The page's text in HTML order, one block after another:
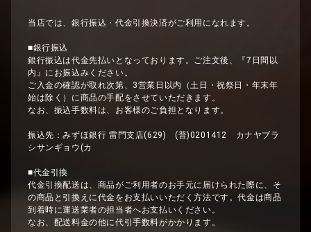
当店では、銀行振込・代金引換決済がご利用になれます。
■銀行振込
銀行振込は代金先払いとなっております。ご注文後、『7日間以
内』にお振込みください。
ご入金の確認が取れ次第、3営業日以内（土日・祝祭日・年末年
始は除く）に商品の手配をさせていただきます。
なお、振込手数料は、お客様のご負担となります。
振込先：みずほ銀行 雷門支店(629) (普)0201412 カナヤブラ
シサンギョウ(カ
■代金引換
代金引換配送は、商品がご利用者のお手元に届けられた際に、そ
の商品と引換えに代金をお支払いいただく方法です。代金は商品
到着時に運送業者の担当者へお支払いください。
なお、配送料金の他に代引手数料がかかります。